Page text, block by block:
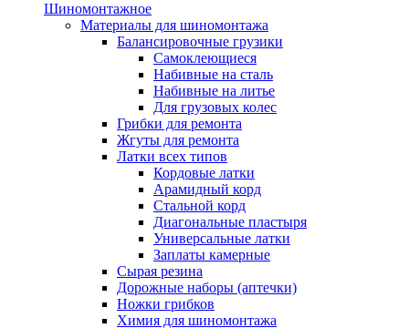
Шиномонтажное
Материалы для шиномонтажа
Балансировочные грузики
Самоклеющиеся
Набивные на сталь
Набивные на литье
Для грузовых колес
Грибки для ремонта
Жгуты для ремонта
Латки всех типов
Кордовые латки
Арамидный корд
Стальной корд
Диагональные пластыря
Универсальные латки
Заплаты камерные
Сырая резина
Дорожные наборы (аптечки)
Ножки грибков
Химия для шиномонтажа